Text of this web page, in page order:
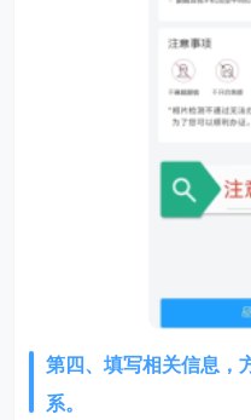
第四、填写相关信息，
系。